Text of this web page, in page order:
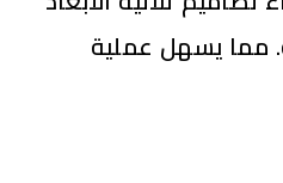
مما يسهل عملية